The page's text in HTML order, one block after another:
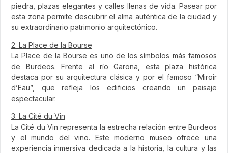
piedra, plazas elegantes y calles llenas de vida. Pasear por
esta zona permite descubrir el alma auténtica de la ciudad y
su extraordinario patrimonio arquitectónico.
2. La Place de la Bourse
La Place de la Bourse es uno de los símbolos más famosos
de Burdeos. Frente al río Garona, esta plaza histórica
destaca por su arquitectura clásica y por el famoso “Miroir
d’Eau”, que refleja los edificios creando un paisaje
espectacular.
3. La Cité du Vin
La Cité du Vin representa la estrecha relación entre Burdeos
y el mundo del vino. Este moderno museo ofrece una
experiencia inmersiva dedicada a la historia, la cultura y las